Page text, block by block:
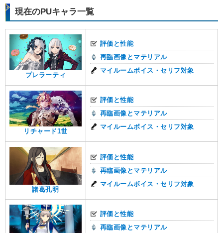
現在のPUキャラ一覧
プレラーティ
評価と性能
再臨画像とマテリアル
マイルームボイス・セリフ対象
リチャード1世
評価と性能
再臨画像とマテリアル
マイルームボイス・セリフ対象
諸葛孔明
評価と性能
再臨画像とマテリアル
マイルームボイス・セリフ対象
評価と性能
再臨画像とマテリアル